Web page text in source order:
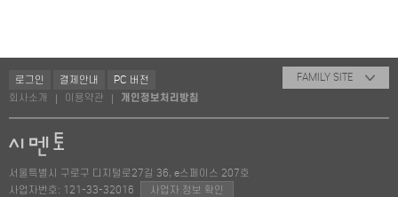
로그인 결제안내
PC 버전
회사소개
이용약관 개인정보처리방침
FAMILY SITE
서울특별시 구로구 디지털로27길 36, e스페이스 207호
사업자번호: 121-33-32016
사업자 정보 확인